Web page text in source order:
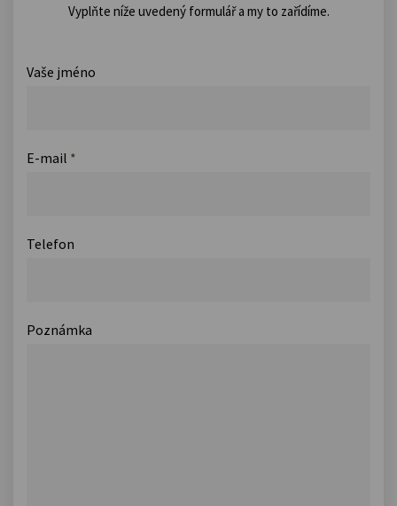
Vyplňte níže uvedený formulář a my to zařídíme.
Vaše jméno
E-mail *
Telefon
Poznámka